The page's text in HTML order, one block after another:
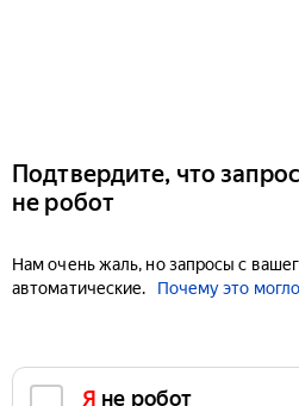
Подтвердите, что
не робот
Нам очень жаль, но запросы с
автоматические.
Почему это
Я не робот